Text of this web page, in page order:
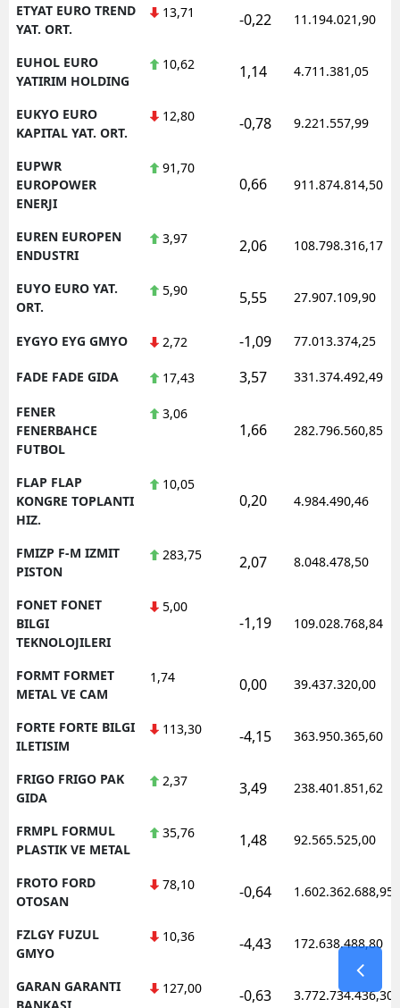
ETYAT EURO TREND
YAT. ORT.
13,71 -0,22 11.194.021,90
EUHOL EURO
YATIRIM HOLDING
10,62 1,14 4.711.381,05
EUKYO EURO
KAPITAL YAT. ORT.
12,80 -0,78 9.221.557,99
EUPWR
EUROPOWER
ENERJI
91,70
0,66 911.874.814,50
EUREN EUROPEN
ENDUSTRI
3,97 2,06 108.798.316,17
EUYO EURO YAT.
ORT.
5,90 5,55 27.907.109,90
EYGYO EYG GMYO 2,72 -1,09 77.013.374,25
FADE FADE GIDA 17,43 3,57 331.374.492,49
FENER
FENERBAHCE
FUTBOL
3,06
1,66 282.796.560,85
FLAP FLAP
KONGRE TOPLANTI
HIZ.
10,05
0,20 4.984.490,46
FMIZP F-M IZMIT
PISTON
283,75 2,07 8.048.478,50
FONET FONET
BILGI
TEKNOLOJILERI
5,00
-1,19 109.028.768,84
FORMT FORMET
METAL VE CAM
1,74 0,00 39.437.320,00
FORTE FORTE BILGI
ILETISIM
113,30 -4,15 363.950.365,60
FRIGO FRIGO PAK
GIDA
2,37 3,49 238.401.851,62
FRMPL FORMUL
PLASTIK VE METAL
35,76 1,48 92.565.525,00
FROTO FORD
OTOSAN
78,10 -0,64 1.602.362.688,95
FZLGY FUZUL
GMYO
10,36 -4,43 172.638.488,80
GARAN GARANTI
BANKASI
127,00 -0,63 3.772.734.436,30